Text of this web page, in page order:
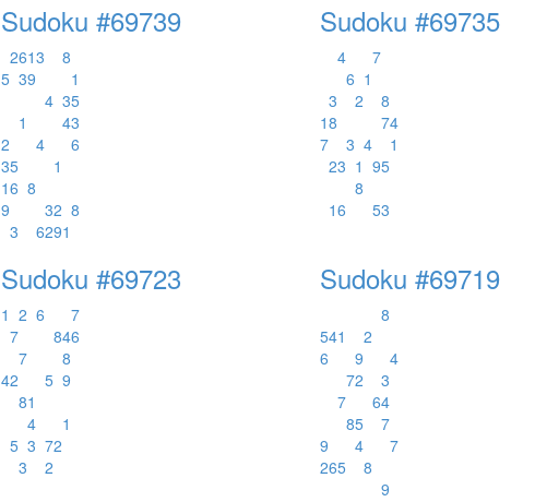
Sudoku #69739
2613
8
5 39
1
4 35
1
43
2
4
6
35
1
16 8
9
32 8
3
6291
Sudoku #69735
4
7
6 1
3
2
8
18 74
7
3 4
1
23 1 95
8
16 53
Sudoku #69723
1 2 6
7
7
846
7
8
42 5 9
81
4
1
5 3 72
3
2
Sudoku #69719
8
541
2
6
9
4
72
3
7
64
85
7
9
4
7
265
8
9